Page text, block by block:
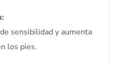
sensibilidad y aumenta
los pies.